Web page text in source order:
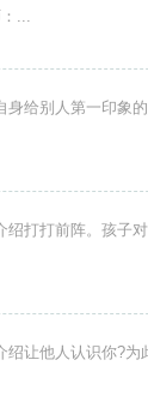
...
给别人第一印象
打打前阵。孩子
让他人认识你?